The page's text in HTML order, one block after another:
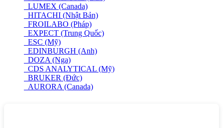
LUMEX (Canada)
HITACHI (Nhật Bản)
FROILABO (Pháp)
EXPECT (Trung Quốc)
ESC (Mỹ)
EDINBURGH (Anh)
DOZA (Nga)
CDS ANALYTICAL (Mỹ)
BRUKER (Đức)
AURORA (Canada)